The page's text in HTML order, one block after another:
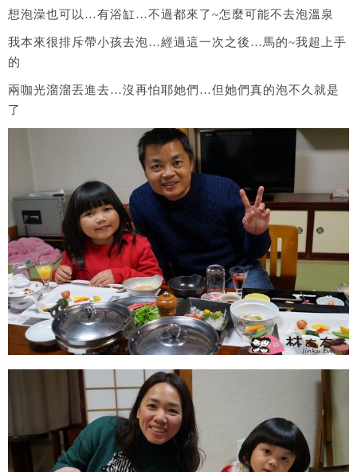
想泡澡也可以…有浴缸…不過都來了~怎麼可能不去泡溫泉
我本來很排斥帶小孩去泡…經過這一次之後…馬的~我超上手
的
兩咖光溜溜丟進去…沒再怕耶她們…但她們真的泡不久就是
了